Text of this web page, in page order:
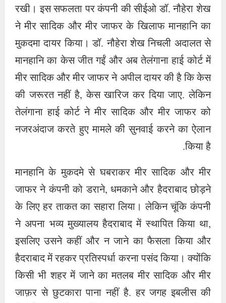
रखी। इस सफलता पर कंपनी की सीईओ डॉ. नौहेरा शेख
ने मीर सादिक और मीर जाफर के खिलाफ मानहानि का
मुकदमा दायर किया। डॉ. नौहेरा शेख निचली अदालत से
मानहानि का केस जीत गईं और अब तेलंगाना हाई कोर्ट में
मीर सादिक और मीर जाफर ने अपील दायर की है कि केस
की जरूरत नहीं है, केस खारिज कर दिया जाए. लेकिन
तेलंगाना हाई कोर्ट ने मीर सादिक और मीर जाफर को
नजरअंदाज करते हुए मामले की सुनवाई करने का ऐलान
किया है.
मानहानि के मुकदमे से घबराकर मीर सादिक और मीर
जाफर ने कंपनी को डराने, धमकाने और हैदराबाद छोड़ने
के लिए हर ताकत का सहारा लिया। लेकिन चूंकि कंपनी
ने अपना भव्य मुख्यालय हैदराबाद में स्थापित किया था,
इसलिए उसने कहीं और न जाने का फैसला किया और
हैदराबाद में रहकर प्रतिस्पर्धा करना पसंद किया। क्योंकि
किसी भी शहर में जाने का मतलब मीर सादिक और मीर
जाफ़र से छुटकारा पाना नहीं है. हर जगह इबलीस की